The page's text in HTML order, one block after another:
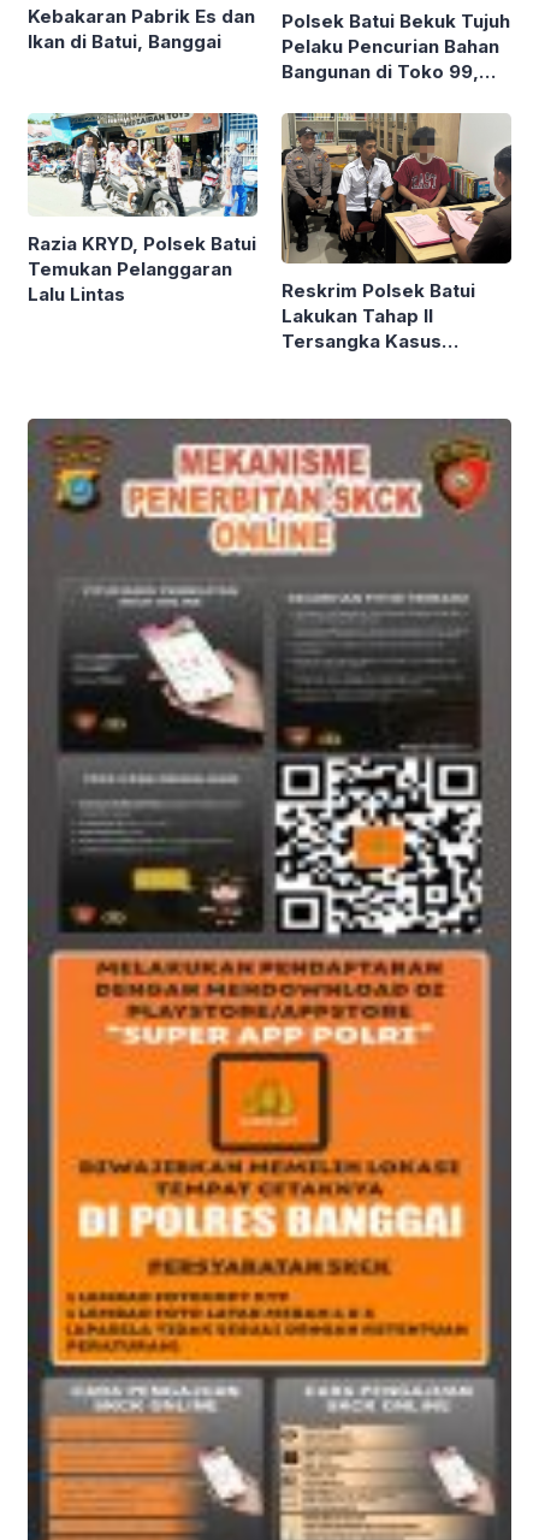
Kebakaran Pabrik Es dan
Ikan di Batui, Banggai
Polsek Batui Bekuk Tujuh
Pelaku Pencurian Bahan
Bangunan di Toko 99,
Rp20 Juta
Razia KRYD, Polsek Batui
Temukan Pelanggaran
Lalu Lintas
Reskrim Polsek Batui
Lakukan Tahap II
Tersangka Kasus